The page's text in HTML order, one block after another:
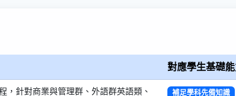
對應學生基礎
，針對商業與管理群、外語群英語類、
補足學科先備知識